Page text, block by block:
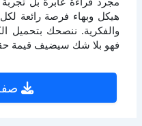
هيكل وبهاء فرصة رائعة
والفكرية. ننصحك بتحميل
فهو بلا شك سيضيف قيمة